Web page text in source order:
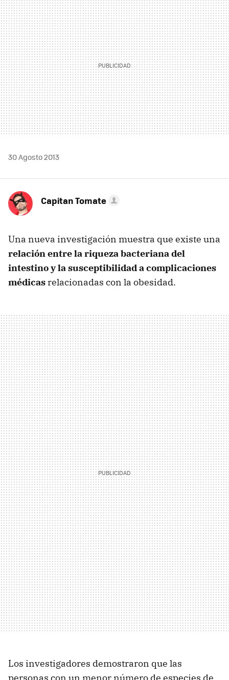
MAIL
30 Agosto 2013
Capitan Tomate
Una nueva investigación muestra que existe una
relación entre la riqueza bacteriana del
intestino y la susceptibilidad a complicaciones
médicas relacionadas con la obesidad.
Los investigadores demostraron que las